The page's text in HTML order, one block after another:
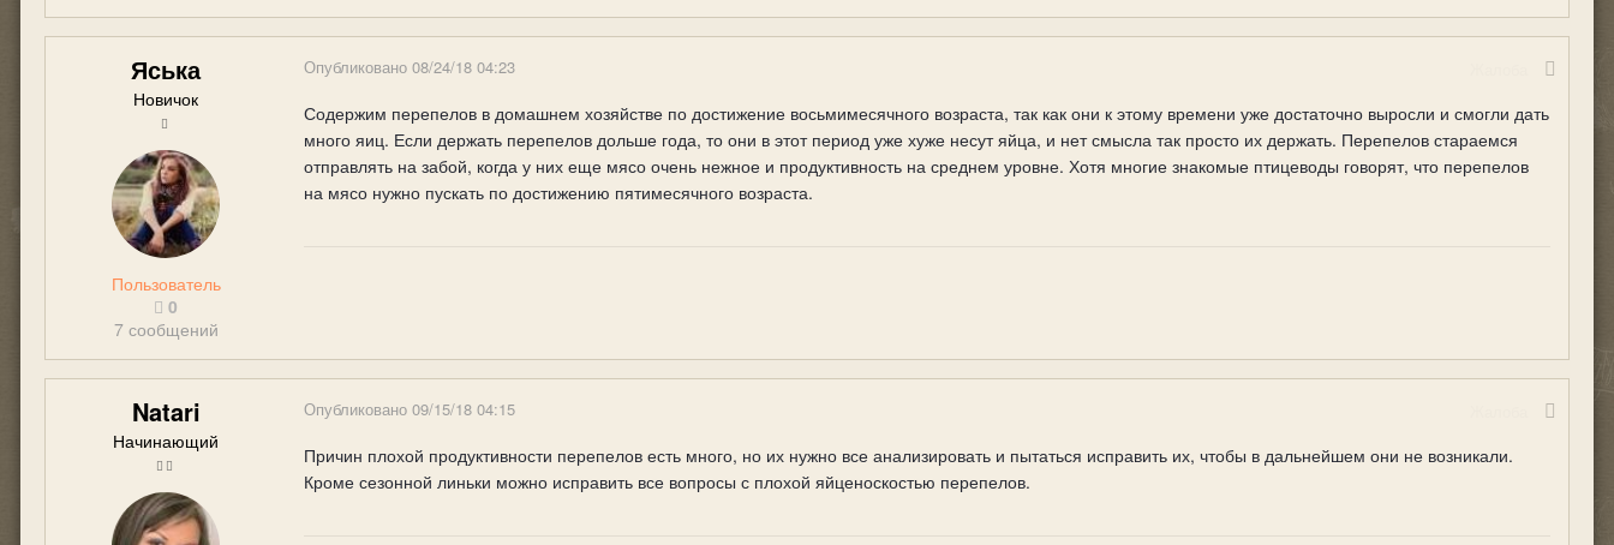
Яська
Новичок
Пользователь
0
7 сообщений
Опубликовано 08/24/18 04:23
Содержим перепелов в домашнем хозяйстве по достижение восьмимесячного возраста, так как они к этому времени уже достаточно выросли и смогли дать
много яиц. Если держать перепелов дольше года, то они в этот период уже хуже несут яйца, и нет смысла так просто их держать. Перепелов стараемся
отправлять на забой, когда у них еще мясо очень нежное и продуктивность на среднем уровне. Хотя многие знакомые птицеводы говорят, что перепелов
на мясо нужно пускать по достижению пятимесячного возраста.
Natari
Начинающий
Опубликовано 09/15/18 04:15
Причин плохой продуктивности перепелов есть много, но их нужно все анализировать и пытаться исправить их, чтобы в дальнейшем они не возникали.
Кроме сезонной линьки можно исправить все вопросы с плохой яйценоскостью перепелов.